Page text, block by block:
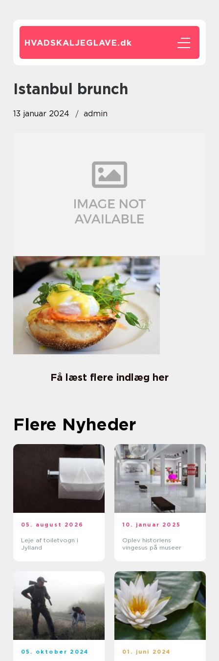
HVADSKALJEGLAVE.dk
istanbul brunch
13 januar 2024 admin
Få læst flere indlæg her
Flere Nyheder
05. august 2026
Leje af toiletvogn i
Jylland
10. januar 2025
Oplev historiens
vingesus på museer
05. oktober 2024 01. juni 2024